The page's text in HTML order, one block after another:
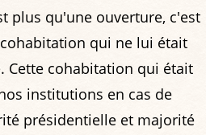
plus qu'une ouverture, c'est
qui ne lui était
Cette cohabitation qui était
institutions en cas de
présidentielle et majorité